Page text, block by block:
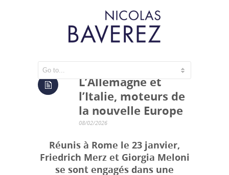
L’Allemagne et
l’Italie, moteurs de
la nouvelle Europe
08/02/2026
Réunis à Rome le 23 janvier,
Friedrich Merz et Giorgia Meloni
se sont engagés dans une